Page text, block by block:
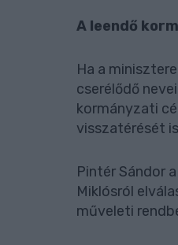
A leendő
Ha a
cserélődő
kormányzati
visszatérését
Pintér Sándor
Miklósról
műveleti